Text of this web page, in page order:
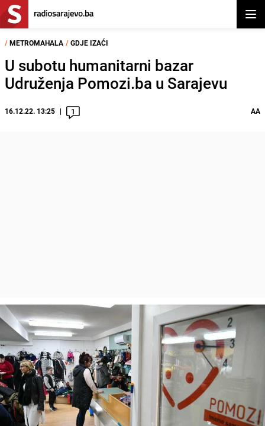
/ METROMAHALA / GDJE IZAĆI
U subotu humanitarni bazar
Udruženja Pomozi.ba u Sarajevu
16.12.22. 13:25 1 AA